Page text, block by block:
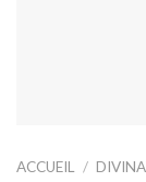
ACCUEIL /